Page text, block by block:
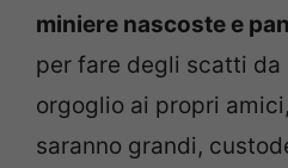
miniere nascoste e
per fare degli scatti da
orgoglio ai propri
saranno grandi,